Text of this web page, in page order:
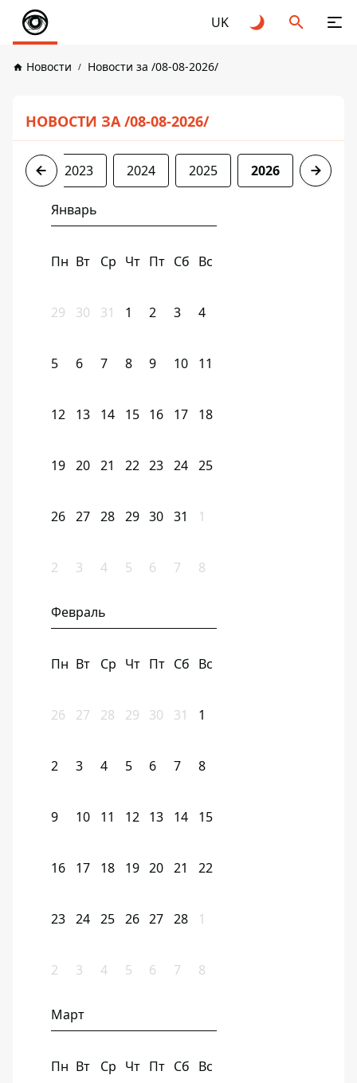
UK
Новости Новости за /08-08-2026/
НОВОСТИ ЗА /08-08-2026/
2022 2023 2024 2025 2026
Январь
Пн Вт Ср Чт Пт Сб Вс
29 30 31 1 2 3 4
5 6 7 8 9 10 11
12 13 14 15 16 17 18
19 20 21 22 23 24 25
26 27 28 29 30 31 1
2 3 4 5 6 7 8
Февраль
Пн Вт Ср Чт Пт Сб Вс
26 27 28 29 30 31 1
2 3 4 5 6 7 8
9 10 11 12 13 14 15
16 17 18 19 20 21 22
23 24 25 26 27 28 1
2 3 4 5 6 7 8
Март
Пн Вт Ср Чт Пт Сб Вс